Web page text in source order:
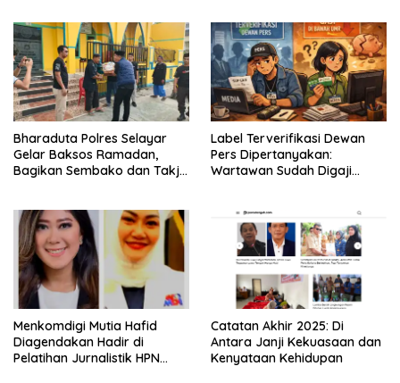
Bharaduta Polres Selayar
Gelar Baksos Ramadan,
Bagikan Sembako dan Takjil
Label Terverifikasi Dewan
Pers Dipertanyakan:
Wartawan Sudah Digaji
Menkomdigi Mutia Hafid
Diagendakan Hadir di
Pelatihan Jurnalistik HPN
‎Catatan Akhir 2025: Di
Antara Janji Kekuasaan dan
Kenyataan Kehidupan